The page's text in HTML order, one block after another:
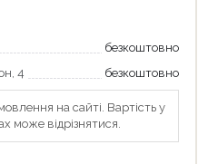
безкоштовно
4
безкоштовно
на сайті. Вартість у
може відрізнятися.
покупки